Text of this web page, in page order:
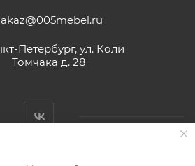
Петербург, ул. Коли
Томчака д. 28